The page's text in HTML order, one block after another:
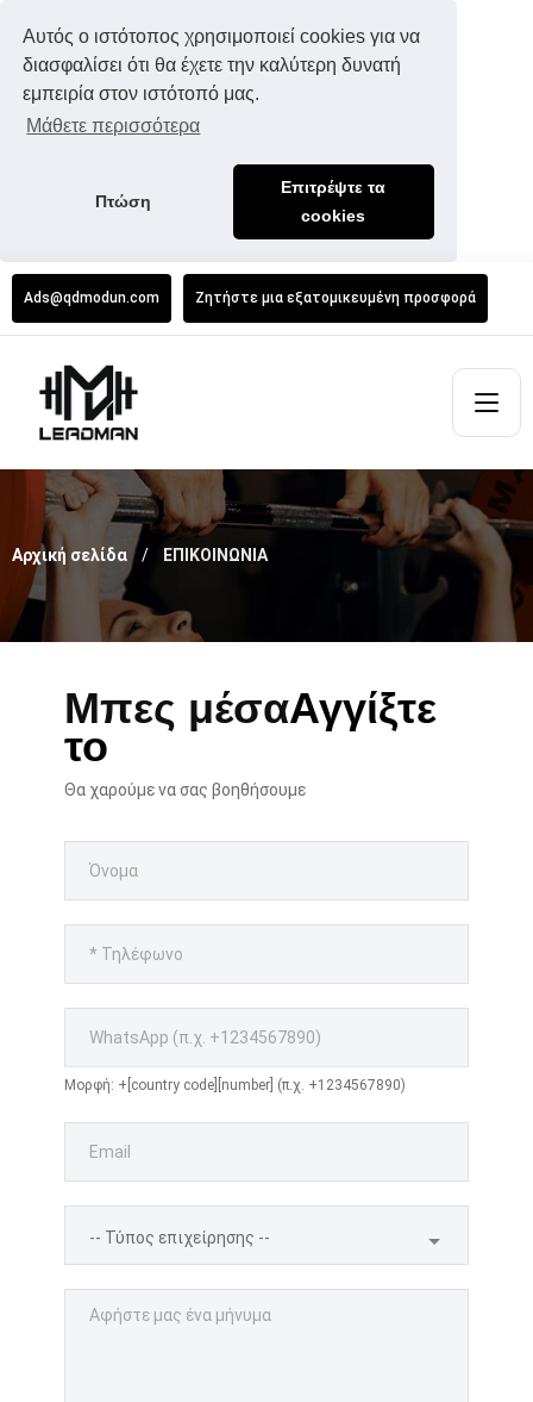
Αυτός ο ιστότοπος χρησιμοποιεί cookies για να
διασφαλίσει ότι θα έχετε την καλύτερη δυνατή
εμπειρία στον ιστότοπό μας.
Μάθετε περισσότερα
Πτώση
Επιτρέψτε τα
cookies
Ads@qdmodun.com Ζητήστε μια εξατομικευμένη προσφορά
Αρχική σελίδα ΕΠΙΚΟΙΝΩΝΙΑ
Μπες μέσαΑγγίξτε
το
Θα χαρούμε να σας βοηθήσουμε
Μορφή: +[country code][number] (π.χ. +1234567890)